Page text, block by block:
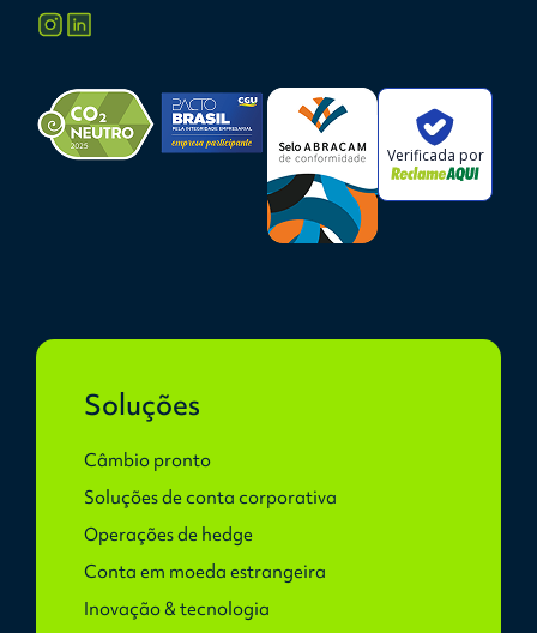
Verificada por
Soluções
Câmbio pronto
Soluções de conta corporativa
Operações de hedge
Conta em moeda estrangeira
Inovação & tecnologia